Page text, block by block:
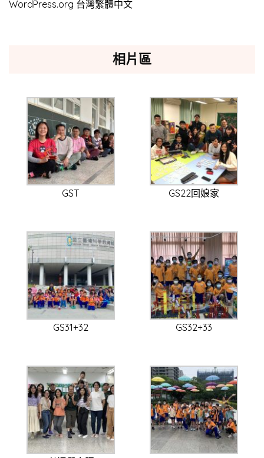
WordPress.org 台灣繁體中文
相片區
GST GS22回娘家
GS31+32 GS32+33